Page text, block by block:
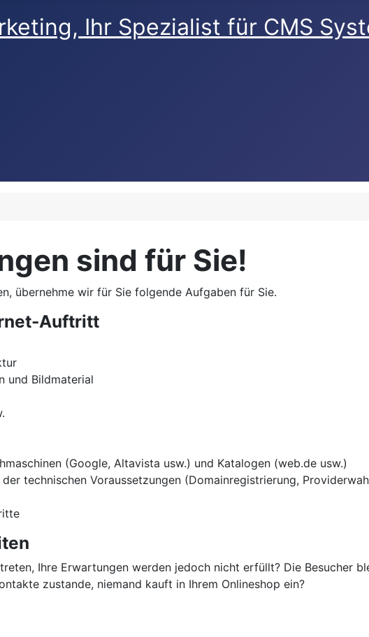
sind für Sie!
übernehme wir für Sie folgende Aufgaben für Sie.
Auftritt
und Bildmaterial
(Google, Altavista usw.) und Katalogen (web.de usw.)
technischen Voraussetzungen (Domainregistrierung,
Ihre Erwartungen werden jedoch nicht erfüllt? Die Besucher
zustande, niemand kauft in Ihrem Onlineshop ein?